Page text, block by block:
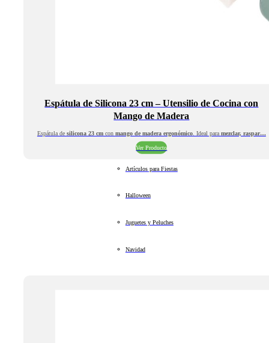
Espátula de Silicona 23 cm – Utensilio de Cocina con
Mango de Madera
Espátula de silicona 23 cmcon mango de madera ergonómico. Ideal para mezclar, raspar…
Ver Producto
Artículos para Fiestas
Halloween
Juguetes y Peluches
Navidad